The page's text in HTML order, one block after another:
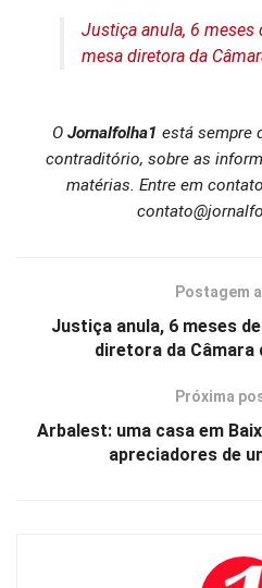
Justiça anula, 6 meses
mesa diretora da
O Jornalfolha1 está sempre
contraditório, sobre as
matérias. Entre em
Postagem
Justiça anula, 6 meses
diretora da Câmara
Próxima
Arbalest: uma casa em
apreciadores de